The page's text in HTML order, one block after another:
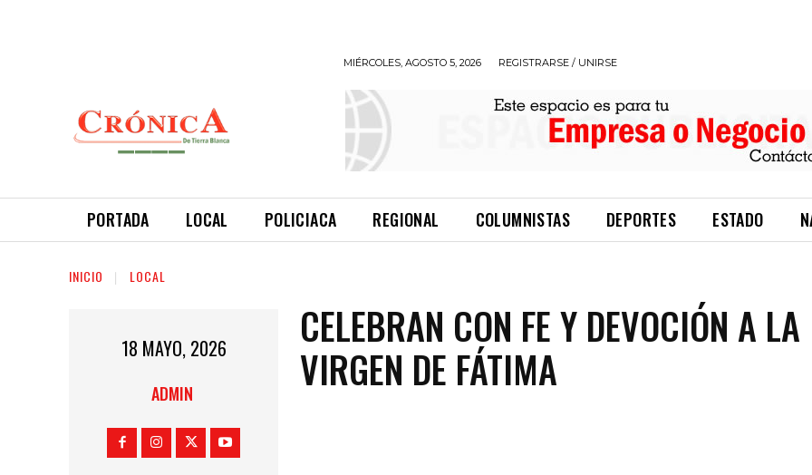
MIÉRCOLES, AGOSTO 5, 2026 REGISTRARSE / UNIRSE
PORTADA LOCAL POLICIACA REGIONAL COLUMNISTAS DEPORTES ESTADO
INICIO LOCAL
18 MAYO, 2026
ADMIN
CELEBRAN CON FE Y DEVOCIÓN A LA
VIRGEN DE FÁTIMA